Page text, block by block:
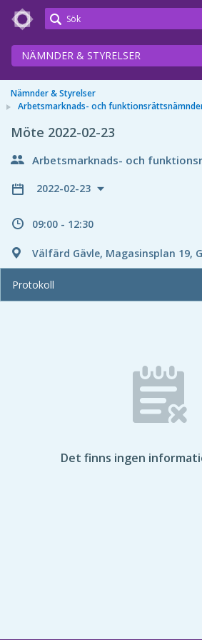
Meetings+
NÄMNDER & STYRELSER
Nämnder & Styrelser
Arbetsmarknads- och
Möte 2022-02-23
Arbetsmarknads- och
2022-02-23
09:00 - 12:30
Välfärd Gävle, Magasinsplan 19,
Protokoll
Det finns ingen